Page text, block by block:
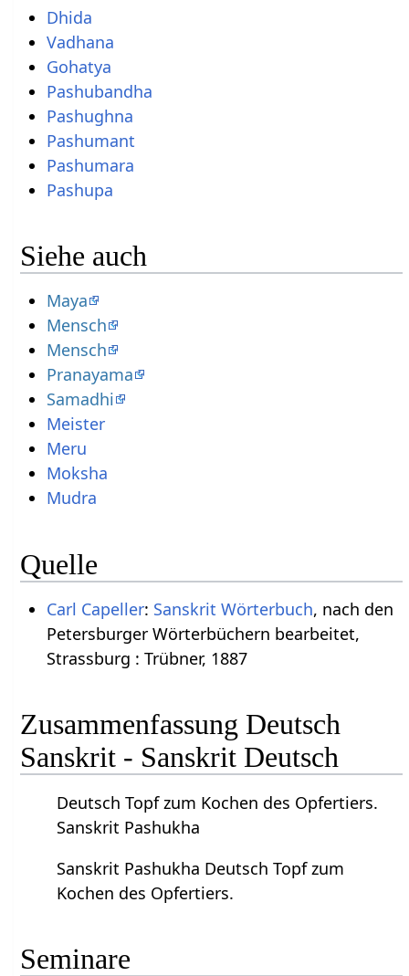
Dhida
Vadhana
Gohatya
Pashubandha
Pashughna
Pashumant
Pashumara
Pashupa
Siehe auch
Maya
Mensch
Mensch
Pranayama
Samadhi
Meister
Meru
Moksha
Mudra
Quelle
Carl Capeller: Sanskrit Wörterbuch, nach den
Petersburger Wörterbüchern bearbeitet,
Strassburg : Trübner, 1887
Zusammenfassung Deutsch
Sanskrit - Sanskrit Deutsch
Deutsch Topf zum Kochen des Opfertiers.
Sanskrit Pashukha
Sanskrit Pashukha Deutsch Topf zum
Kochen des Opfertiers.
Seminare